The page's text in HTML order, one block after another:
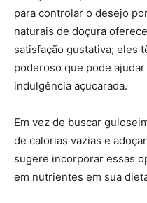
para controlar o desejo
naturais de doçura
satisfação gustativa; eles
poderoso que pode
indulgência açucarada.
Em vez de buscar
de calorias vazias e
sugere incorporar essas
em nutrientes em sua